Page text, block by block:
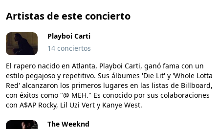
Artistas de este concierto
Playboi Carti
14 conciertos
El rapero nacido en Atlanta, Playboi Carti, ganó fama con un
estilo pegajoso y repetitivo. Sus álbumes 'Die Lit' y 'Whole Lotta
Red' alcanzaron los primeros lugares en las listas de Billboard,
con éxitos como "@ MEH." Es conocido por sus colaboraciones
con A$AP Rocky, Lil Uzi Vert y Kanye West.
The Weeknd